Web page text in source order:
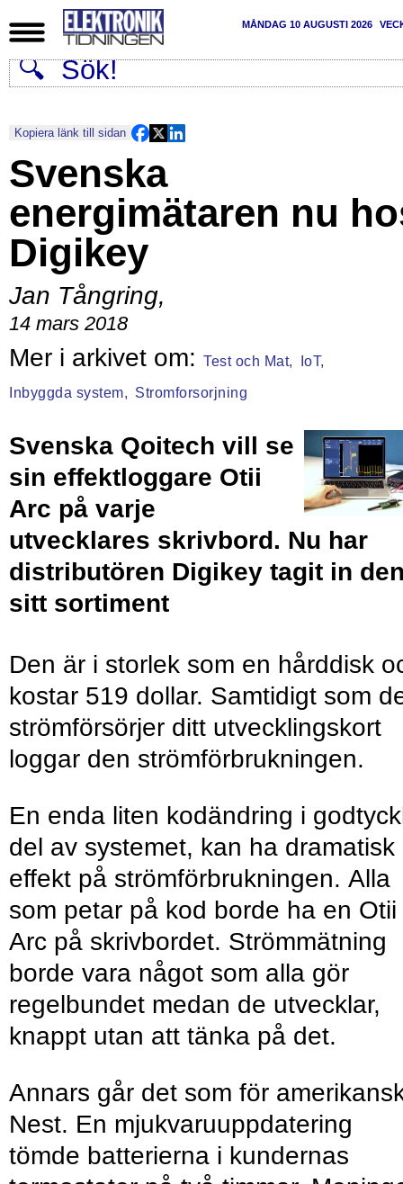
MÅNDAG 10 AUGUSTI 2026
Kopiera länk till sidan
Svenska
energimätaren nu
Digikey
Jan Tångring,
14 mars 2018
Test och Mat, IoT,
Inbyggda system, Stromforsorjning
Svenska Qoitech vill se
sin effektloggare Otii
Arc på varje
utvecklares skrivbord. Nu har
distributören Digikey tagit in
sitt sortiment
Den är i storlek som en hårddisk
kostar 519 dollar. Samtidigt som
strömförsörjer ditt utvecklingskort
loggar den strömförbrukningen.
En enda liten kodändring i
del av systemet, kan ha dramatisk
effekt på strömförbrukningen. Alla
som petar på kod borde ha en Otii
Arc på skrivbordet. Strömmätning
borde vara något som alla gör
regelbundet medan de utvecklar,
knappt utan att tänka på det.
Annars går det som för
Nest. En mjukvaruuppdatering
tömde batterierna i kundernas